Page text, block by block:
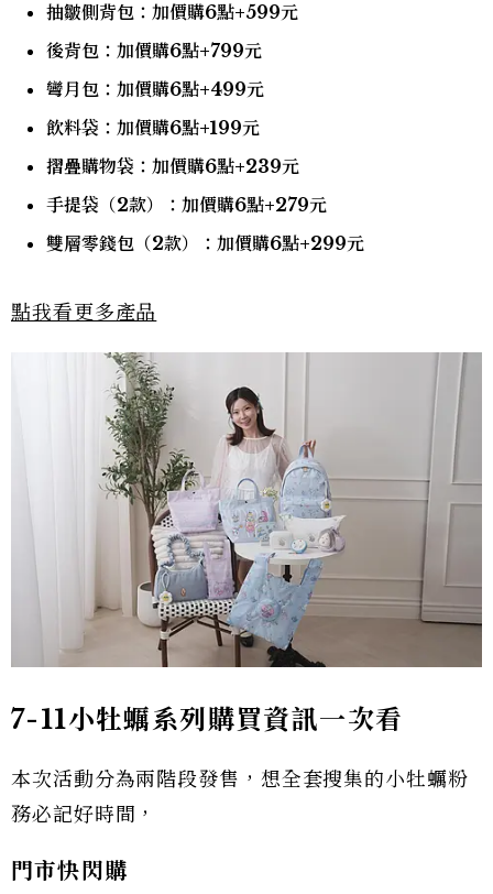
抽皺側背包：加價購6點+599元
後背包：加價購6點+799元
彎月包：加價購6點+499元
飲料袋：加價購6點+199元
摺疊購物袋：加價購6點+239元
手提袋（2款）：加價購6點+279元
雙層零錢包（2款）：加價購6點+299元
點我看更多產品
7-11小牡蠣系列購買資訊一次看
本次活動分為兩階段發售，想全套搜集的小牡蠣粉
務必記好時間，
門市快閃購